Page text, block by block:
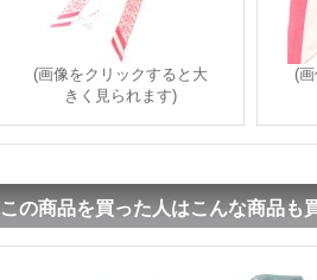
(画像をクリックすると大
きく見られます)
(
この商品を買った人はこんな商品も